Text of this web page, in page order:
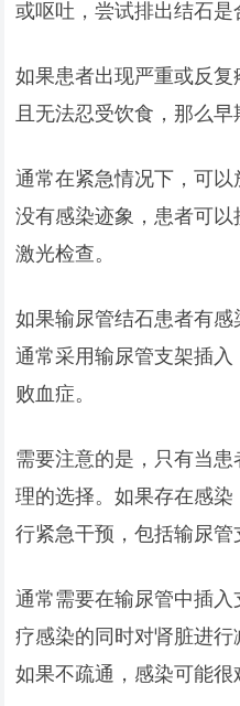
或呕吐，尝试排出结石是
如果患者出现严重或反
且无法忍受饮食，那么早
通常在紧急情况下，可
没有感染迹象，患者可
激光检查。
如果输尿管结石患者有感
通常采用输尿管支架插
败血症。
需要注意的是，只有当
理的选择。如果存在感
行紧急干预，包括输尿管
通常需要在输尿管中插
疗感染的同时对肾脏进行
如果不疏通，感染可能很